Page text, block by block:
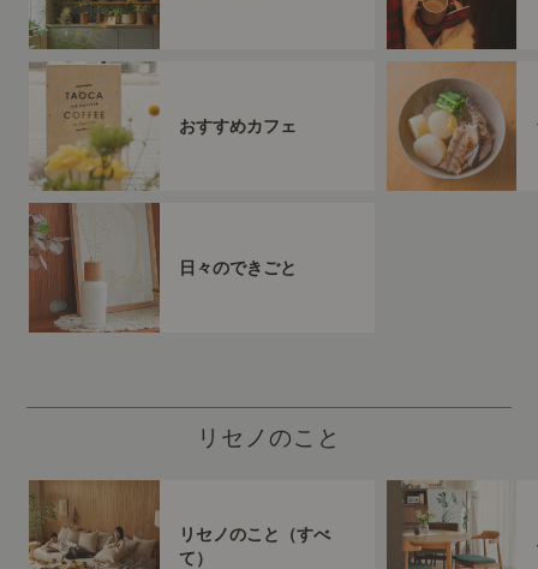
おすすめカフェ
日々のできごと
リセノのこと
リセノのこと（すべ
て）